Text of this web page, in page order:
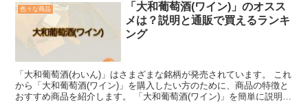
色々な商品
「大和葡萄酒(ワイン)」のオスス
メは？説明と通販で買えるランキ
ング
「大和葡萄酒(わいん)」はさまざまな銘柄が発売されています。 これ
から「大和葡萄酒(ワイン)」を購入したい方のために、商品の特徴と
おすすめ商品を紹介します。 「大和葡萄酒(ワイン)」を簡単に説明